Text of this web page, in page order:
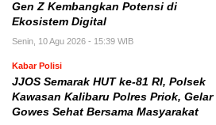
Gen Z Kembangkan Potensi di
Ekosistem Digital
Senin, 10 Agu 2026 - 15:39 WIB
Kabar Polisi
JJOS Semarak HUT ke-81 RI, Polsek
Kawasan Kalibaru Polres Priok, Gelar
Gowes Sehat Bersama Masyarakat